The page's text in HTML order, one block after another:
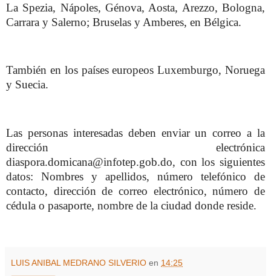
La Spezia, Nápoles, Génova, Aosta, Arezzo, Bologna,
Carrara y Salerno; Bruselas y Amberes, en Bélgica.
También en los países europeos Luxemburgo, Noruega
y Suecia.
Las personas interesadas deben enviar un correo a la
dirección electrónica
diaspora.domicana@infotep.gob.do, con los siguientes
datos: Nombres y apellidos, número telefónico de
contacto, dirección de correo electrónico, número de
cédula o pasaporte, nombre de la ciudad donde reside.
LUIS ANIBAL MEDRANO SILVERIO en 14:25